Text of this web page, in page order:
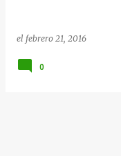
el febrero 21, 2016
0